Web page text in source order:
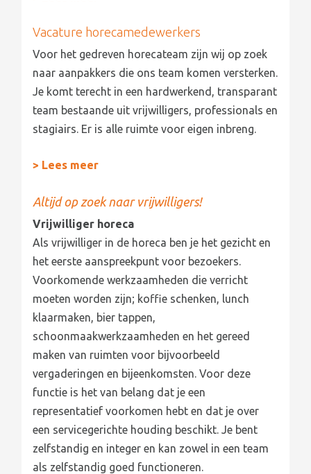
Vacature horecamedewerkers
Voor het gedreven horecateam zijn wij op zoek
naar aanpakkers die ons team komen versterken.
Je komt terecht in een hardwerkend, transparant
team bestaande uit vrijwilligers, professionals en
stagiairs. Er is alle ruimte voor eigen inbreng.
> Lees meer
Altijd op zoek naar vrijwilligers!
Vrijwilliger horeca
Als vrijwilliger in de horeca ben je het gezicht en
het eerste aanspreekpunt voor bezoekers.
Voorkomende werkzaamheden die verricht
moeten worden zijn; koffie schenken, lunch
klaarmaken, bier tappen,
schoonmaakwerkzaamheden en het gereed
maken van ruimten voor bijvoorbeeld
vergaderingen en bijeenkomsten. Voor deze
functie is het van belang dat je een
representatief voorkomen hebt en dat je over
een servicegerichte houding beschikt. Je bent
zelfstandig en integer en kan zowel in een team
als zelfstandig goed functioneren.